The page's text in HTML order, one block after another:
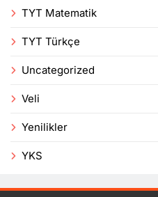
TYT Matematik
TYT Türkçe
Uncategorized
Veli
Yenilikler
YKS